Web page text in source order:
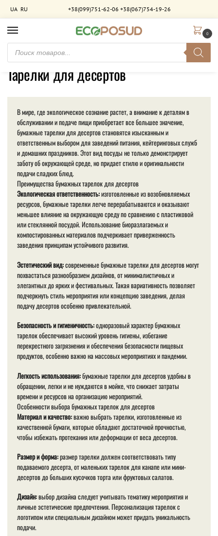
UA RU +38(099)751-62-06 +38(067)754-19-26
0
Главная / Товары с меткой «Тарелки для десертов»
Тарелки для десертов
В мире, где экологическое сознание растет, а внимание к деталям в
обслуживании и подаче пищи приобретает все большее значение,
бумажные тарелки для десертов становятся изысканным и
ответственным выбором для заведений питания, кейтеринговых служб
и домашних праздников. Этот вид посуды не только демонстрирует
заботу об окружающей среде, но придает стилю и оригинальности
подачи сладких блюд.
Преимущества бумажных тарелок для десертов
Экологическая ответственность:изготовленные из возобновляемых
ресурсов, бумажные тарелки легче перерабатываются и оказывают
меньшее влияние на окружающую среду по сравнению с пластиковой
или стеклянной посудой. Использование биоразлагаемых и
компостированных материалов подчеркивает приверженность
заведения принципам устойчивого развития.
Эстетический вид:современные бумажные тарелки для десертов могут
похвастаться разнообразием дизайнов, от минималистичных и
элегантных до ярких и фестивальных. Такая вариативность позволяет
подчеркнуть стиль мероприятия или концепцию заведения, делая
подачу десертов особенно привлекательной.
Безопасность и гигиеничность:одноразовый характер бумажных
тарелок обеспечивает высокий уровень гигиены, избегание
перекрестного загрязнения и обеспечения безопасности пищевых
продуктов, особенно важно на массовых мероприятиях и пандемии.
Легкость использования:бумажные тарелки для десертов удобны в
обращении, легки и не нуждаются в мойке, что снижает затраты
времени и ресурсов на организацию мероприятий.
Особенности выбора бумажных тарелок для десертов
Материал и качество:важно выбрать тарелки, изготовленные из
качественной бумаги, которые обладают достаточной прочностью,
чтобы избежать протекания или деформации от веса десертов.
Размер и форма:размер тарелки должен соответствовать типу
подаваемого десерта, от маленьких тарелок для канапе или мини-
десертов до больших кусочков торта или фруктовых салатов.
Дизайн:выбор дизайна следует учитывать тематику мероприятия и
личные эстетические предпочтения. Персонализация тарелок с
логотипом или специальным дизайном может придать уникальность
подачи.